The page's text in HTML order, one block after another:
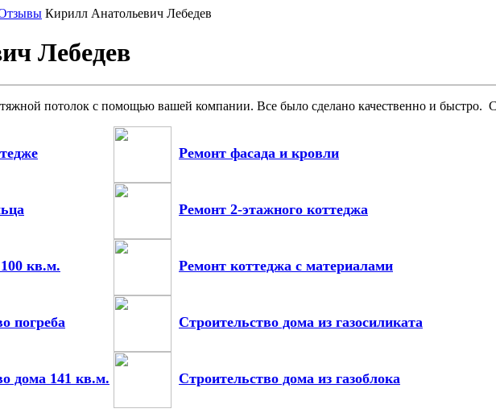
Кирилл Анатольевич Лебедев
Лебедев
потолок с помощью вашей компании. Все было сделано качественно и быстро.
Ремонт фасада и кровли
Ремонт 2-этажного коттеджа
кв.м. Ремонт коттеджа с материалами
погреба Строительство дома из газосиликата
дома 141 кв.м. Строительство дома из газоблока